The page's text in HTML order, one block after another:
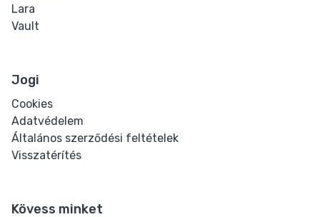
Lara
Vault
Jogi
Cookies
Adatvédelem
Általános szerződési feltételek
Visszatérítés
Kövess minket